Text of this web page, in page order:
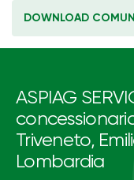
DOWNLOAD
ASPIAG
Triveneto,
Lombardia